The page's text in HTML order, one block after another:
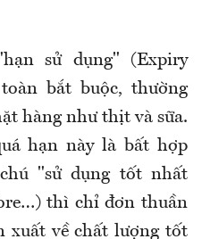
sử dụng" (Expiry
bắt buộc, thường
hàng như thịt và sữa.
hạn này là bất hợp
chú"sử dụng tốt nhất
thì chỉ đơn thuần
xuất về chất lượng tốt